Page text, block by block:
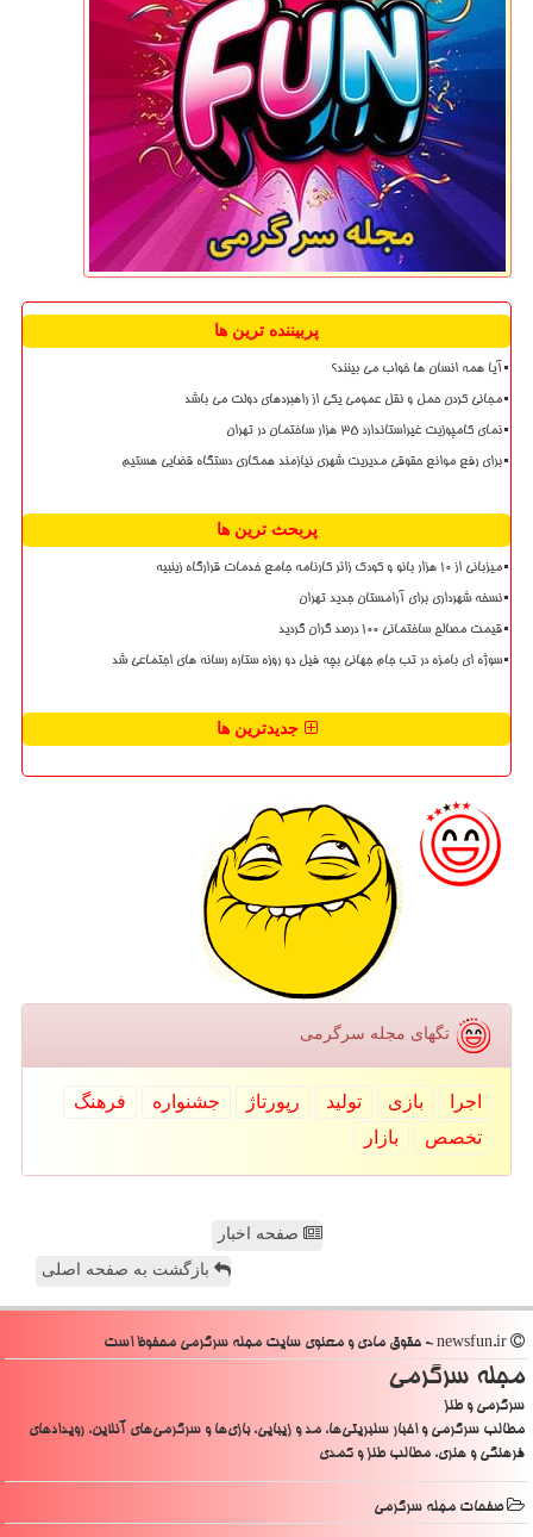
پربیننده ترین ها
آیا همه انسان ها خواب می بینند؟
مجانی کردن حمل و نقل عمومی یکی از راهبردهای دولت می باشد
نمای کامپوزیت غیراستاندارد ۳۵ هزار ساختمان در تهران
برای رفع موانع حقوقی مدیریت شهری نیازمند همکاری دستگاه قضایی هستیم
پربحث ترین ها
میزبانی از ۱۰ هزار بانو و کودک زائر کارنامه جامع خدمات قرارگاه زینبیه
نسخه شهرداری برای آرامستان جدید تهران
قیمت مصالح ساختمانی ۱۰۰ درصد گران گردید
سوژه ای بامزه در تب جام جهانی بچه فیل دو روزه ستاره رسانه های اجتماعی شد
جدیدترین ها
تگهای مجله سرگرمی
اجرا بازی تولید رپورتاژ جشنواره
فرهنگ
تخصص
بازار
صفحه اخبار
بازگشت به صفحه اصلی
مجله سرگرمی
سرگرمی و طنز
مطالب سرگرمی و اخبار سلبریتی‌ها، مد و زیبایی، بازی‌ها و سرگرمی‌های آنلاین، رویدادهای
فرهنگی و هنری، مطالب طنز و کمدی
صفحات مجله سرگرمی